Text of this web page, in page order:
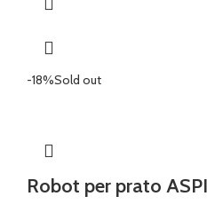
-18%Sold out
Robot per prato